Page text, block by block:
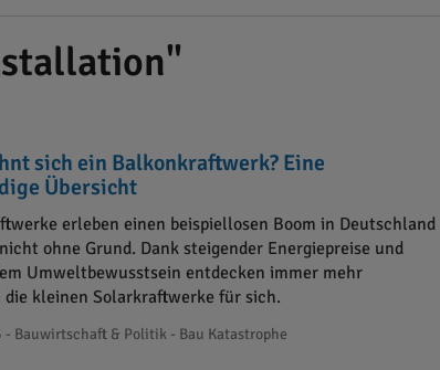
sich ein Balkonkraftwerk? Eine
Übersicht
erleben einen beispiellosen Boom in Deutschland
ohne Grund. Dank steigender Energiepreise und
Umweltbewusstsein entdecken immer mehr
die kleinen Solarkraftwerke für sich.
Bauwirtschaft & Politik - Bau Katastrophe